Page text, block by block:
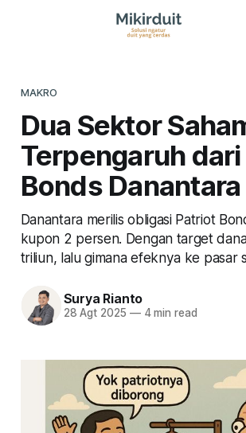
MAKRO
Dua Sektor
Terpengaruh
Bonds Danantara
Danantara merilis obligasi Patriot
kupon 2 persen. Dengan target
triliun, lalu gimana efeknya ke pasar
Surya Rianto
28 Agt 2025 —4 min read